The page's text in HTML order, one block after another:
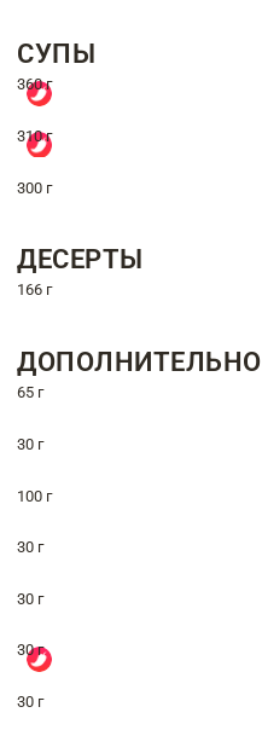
СУПЫ
360 г
310 г
300 г
ДЕСЕРТЫ
166 г
ДОПОЛНИТЕЛЬНО
65 г
30 г
100 г
30 г
30 г
30 г
30 г